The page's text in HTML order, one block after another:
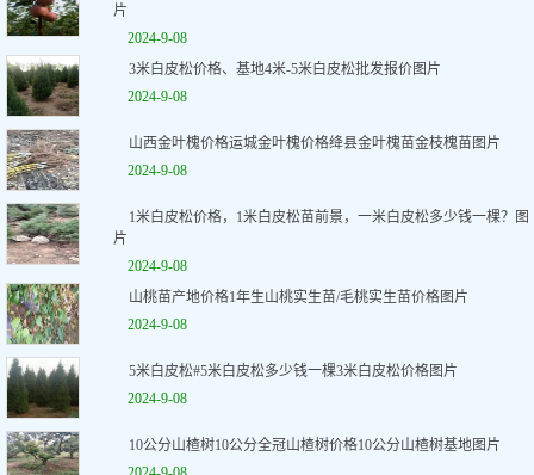
片
2024-9-08
3米白皮松价格、基地4米-5米白皮松批发报价图片
2024-9-08
山西金叶槐价格运城金叶槐价格绛县金叶槐苗金枝槐苗图片
2024-9-08
1米白皮松价格，1米白皮松苗前景，一米白皮松多少钱一棵？图
片
2024-9-08
山桃苗产地价格1年生山桃实生苗/毛桃实生苗价格图片
2024-9-08
5米白皮松#5米白皮松多少钱一棵3米白皮松价格图片
2024-9-08
10公分山楂树10公分全冠山楂树价格10公分山楂树基地图片